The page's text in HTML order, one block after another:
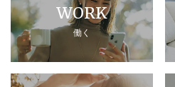
WORK
働く